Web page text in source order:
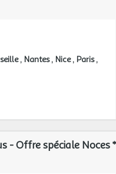
Nantes Nice Paris
- Offre spéciale Noces